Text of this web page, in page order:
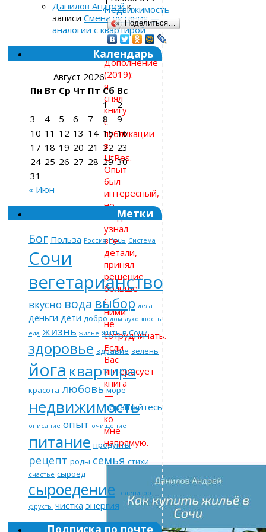
Недвижимость
Поделиться…
Дополнение
(2019):
я
снял
книгу
с
публикации
в
LitRes.
Опыт
был
интересный,
но,
когда
узнал
все
детали,
принял
решение
больше
с
ними
не
сотрудничать.
Если
Вас
интересует
книга
—
обращайтесь
ко
мне
напрямую.
Данилов Андрейк
записи Смена питания —
аналогии с квартирой
Календарь
Август 2026
Пн Вт Ср Чт Пт Сб Вс
1
2
3
4 5 6 7 8
9
10 11 12 13 14 15 16
17 18 19 20 21 22 23
24 25 26 27 28 29 30
31
« Июн
Метки
Бог Польза Россия Русь Система
Сочи
вегетарианство
вкусно вода выбор дела
деньги дети добро дом духовность
еда жизнь жильё жить в Сочи
здоровье здравие зелень
йога квартира
красота любовь море
недвижимость
описание опыт очищение
питание продукты
рецепт роды семья стихи
счастье сыроед
сыроедение телевизор
фрукты чистка энергия
Подписка по почте